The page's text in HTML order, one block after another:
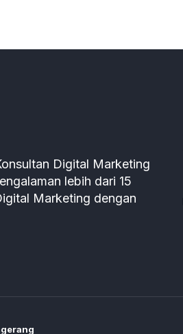
Digital Marketing
lebih dari 15
Marketing dengan